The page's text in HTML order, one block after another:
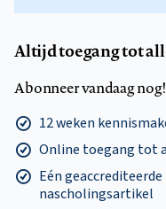
Altijd toegang tot
Abonneer vandaag nog!
12 weken
Online toegang tot
Eén
nascholingsartikel